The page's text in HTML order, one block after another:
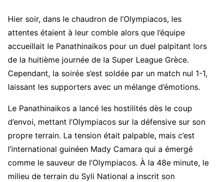
Hier soir, dans le chaudron de l’Olympiacos, les
attentes étaient à leur comble alors que l’équipe
accueillait le Panathinaikos pour un duel palpitant lors
de la huitième journée de la Super League Grèce.
Cependant, la soirée s’est soldée par un match nul 1-1,
laissant les supporters avec un mélange d’émotions.
Le Panathinaikos a lancé les hostilités dès le coup
d’envoi, mettant l’Olympiacos sur la défensive sur son
propre terrain. La tension était palpable, mais c’est
l’international guinéen Mady Camara qui a émergé
comme le sauveur de l’Olympiacos. À la 48e minute, le
milieu de terrain du Syli National a inscrit son